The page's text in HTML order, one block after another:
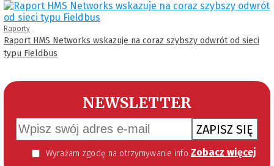
Raporty
Raport HMS Networks wskazuje na coraz szybszy odwrót od sieci
typu Fieldbus
NEWSLETTER
ZAPISZ SIĘ
Wyrażam zgodę na otrzymywanie informacji handlowej kierowanej do mnie za pomocą środków komunikacji elektronicznej w szczególności poczty elektronicznej zgodnie z przepisem art. 10 ust 2 ustawy z dnia 18 lipca 2002 roku o świadczeniu usług drogą elektroniczną (Dz. U. 144 z 2002 r. poz. 1204). Zgoda jest dobrowolna, jednak jej wyrażenie jest konieczne, aby otrzymywać newsletter. Zobacz więcej